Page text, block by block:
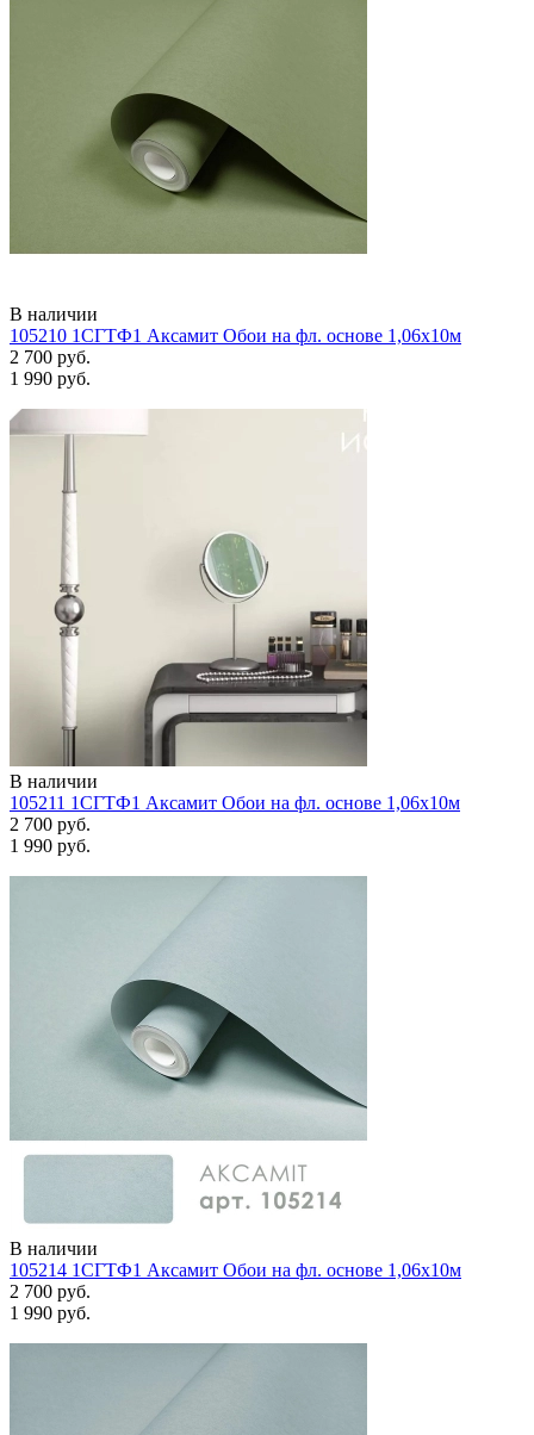
В наличии
105210 1СГТФ1 Аксамит Обои на фл. основе 1,06х10м
2 700 руб.
1 990 руб.
В наличии
105211 1СГТФ1 Аксамит Обои на фл. основе 1,06х10м
2 700 руб.
1 990 руб.
В наличии
105214 1СГТФ1 Аксамит Обои на фл. основе 1,06х10м
2 700 руб.
1 990 руб.